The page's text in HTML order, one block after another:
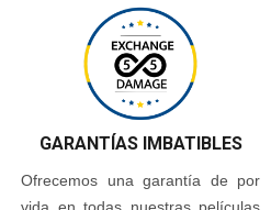
GARANTÍAS IMBATIBLES
Ofrecemos una garantía de por